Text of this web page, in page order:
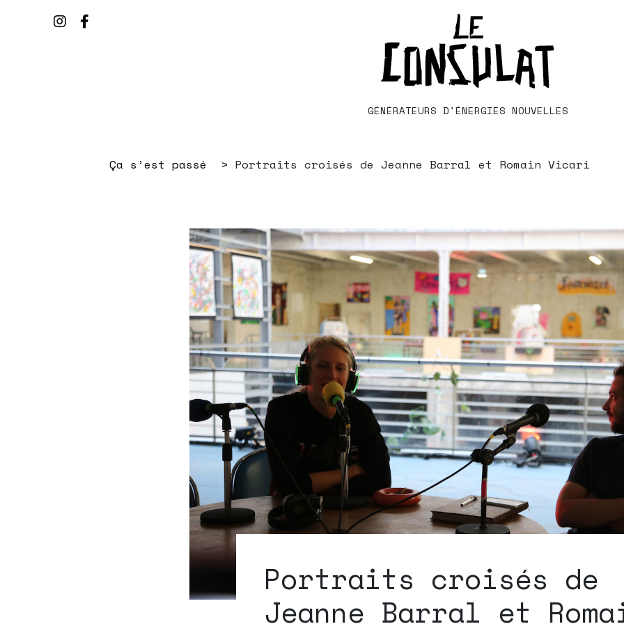
GÉNÉRATEURS D'ÉNERGIES NOUVELLES
Ça s’est passé Portraits croisés de Jeanne Barral et Romain Vicari
Portraits croisés de
Jeanne Barral et